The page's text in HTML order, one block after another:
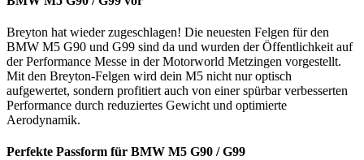
Breyton hat wieder zugeschlagen! Die neuesten Felgen für den
BMW M5 G90 und G99 sind da und wurden der Öffentlichkeit auf
der Performance Messe in der Motorworld Metzingen vorgestellt.
Mit den Breyton-Felgen wird dein M5 nicht nur optisch
aufgewertet, sondern profitiert auch von einer spürbar verbesserten
Performance durch reduziertes Gewicht und optimierte
Aerodynamik.
Perfekte Passform für BMW M5 G90 / G99